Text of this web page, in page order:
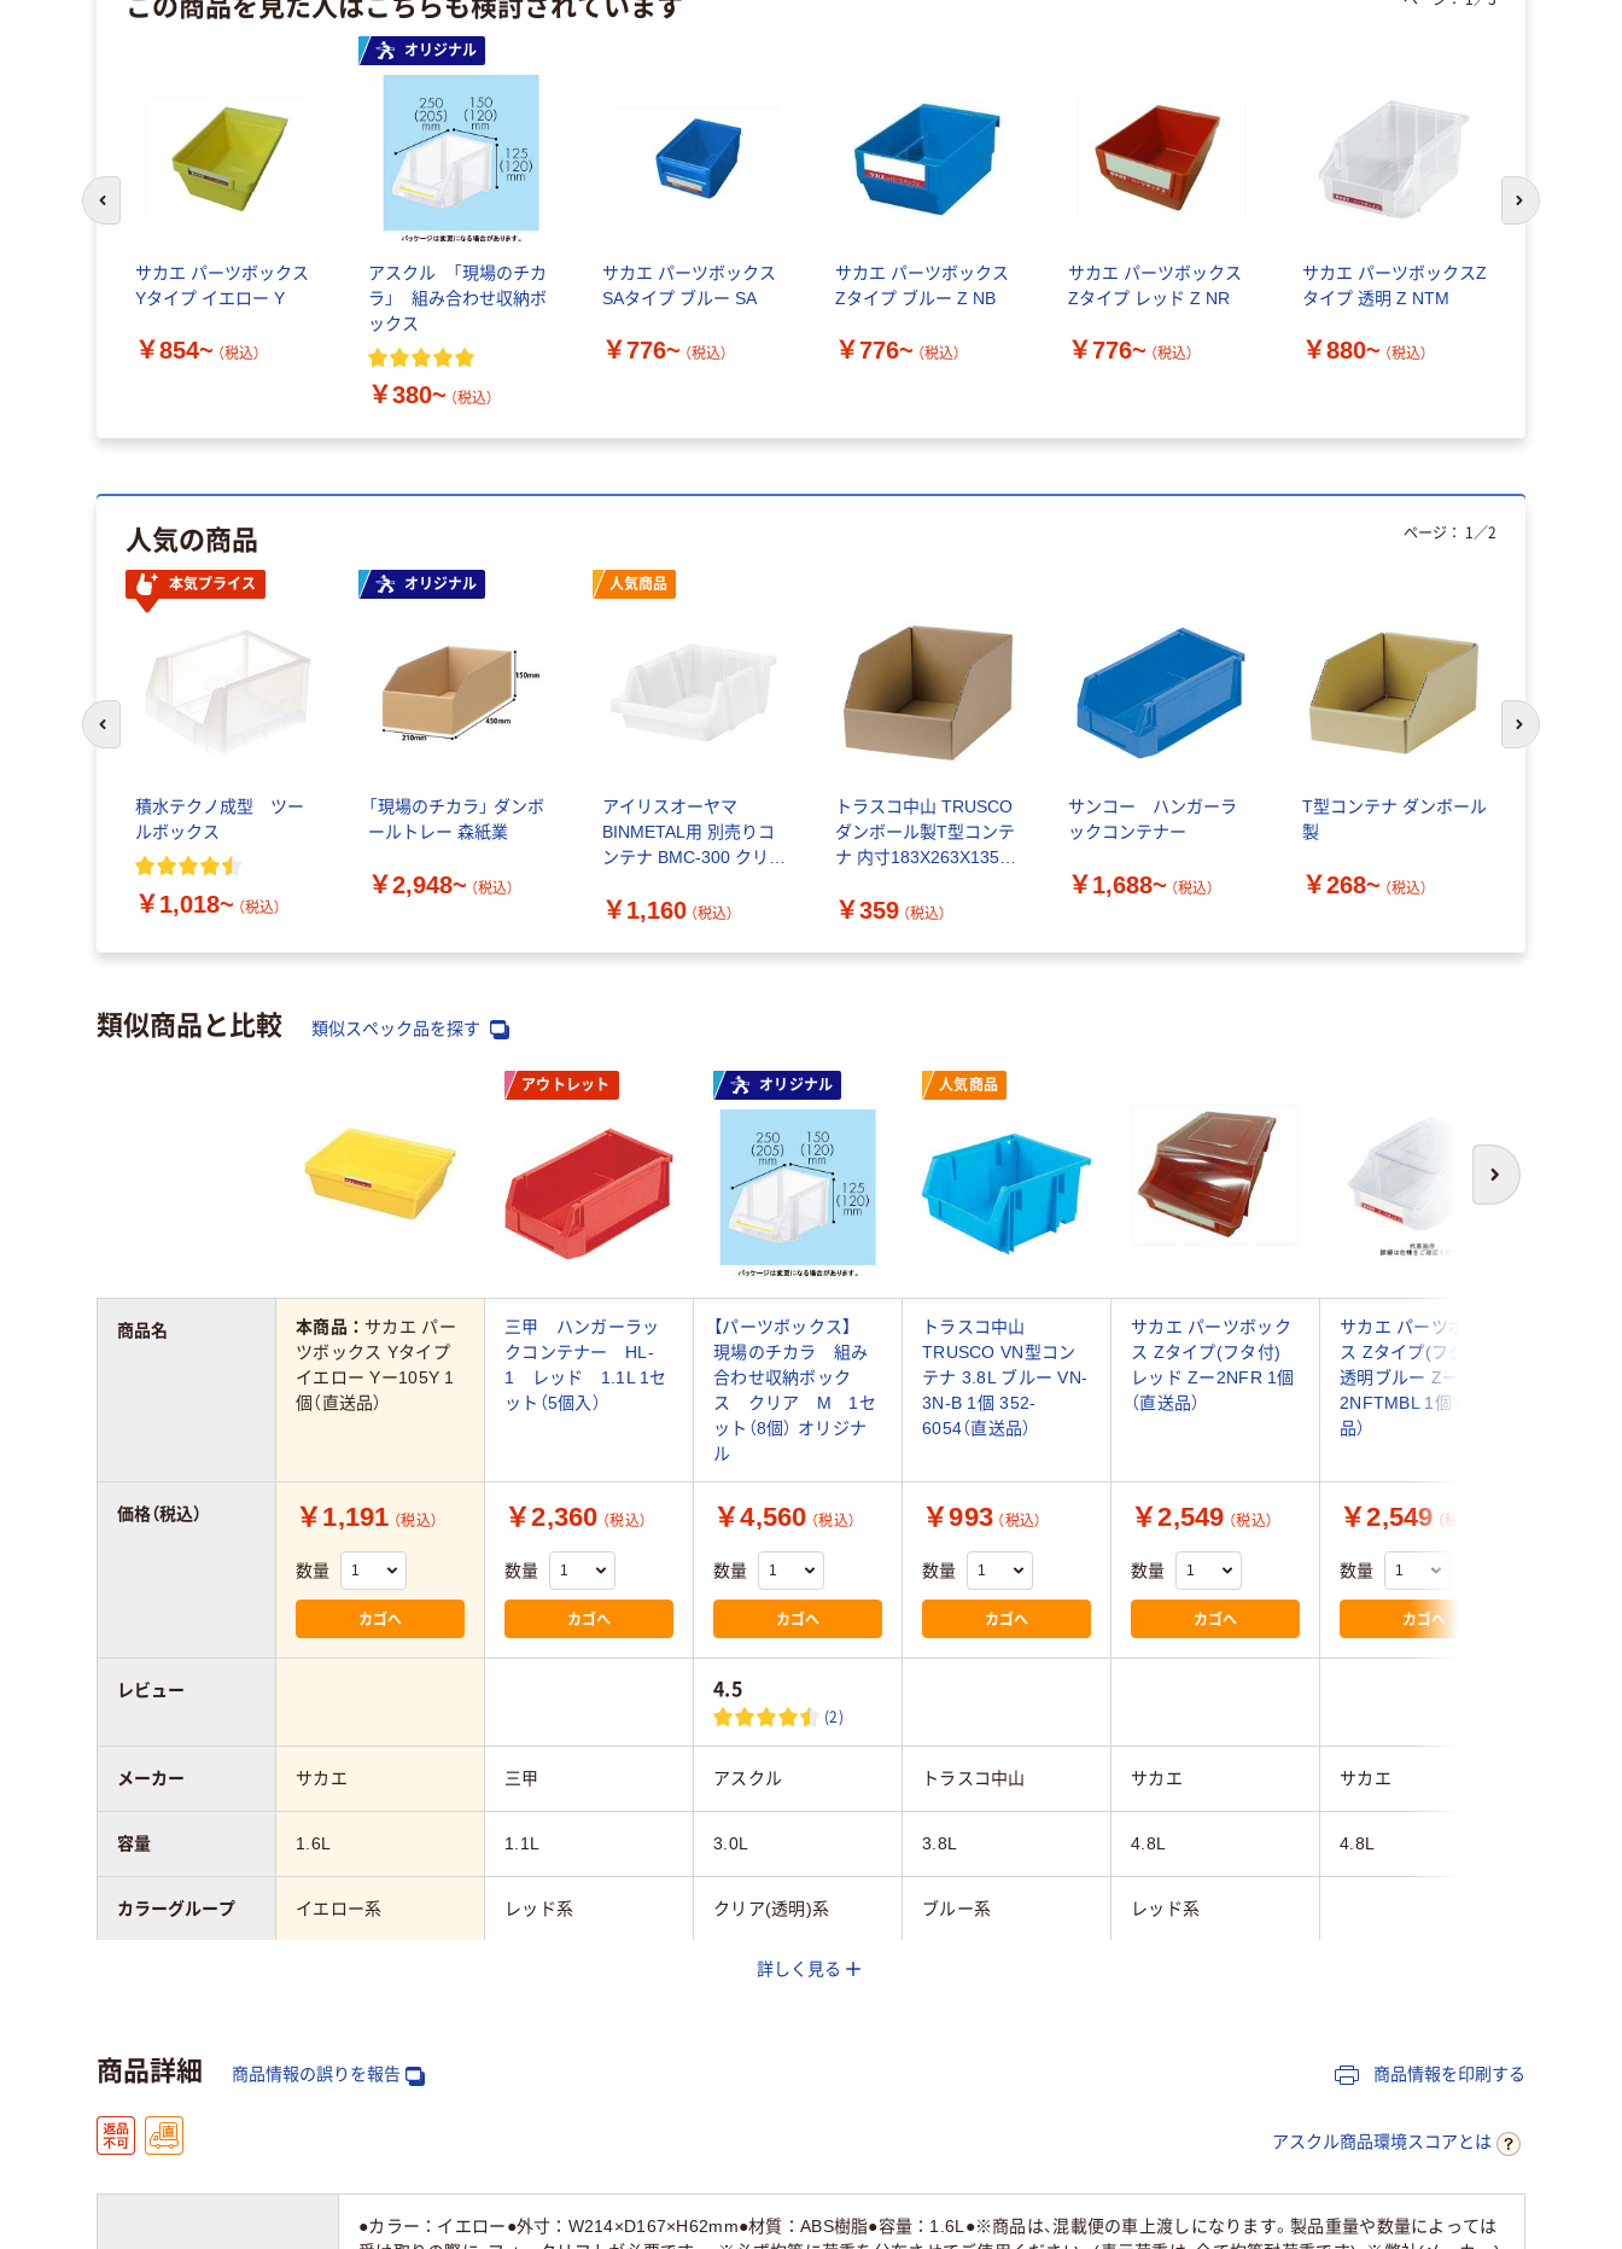
サカエ パーツボックス
Yタイプ イエロー Y
￥854~ （税込）
オリジナル
アスクル 「現場のチカ
ラ」 組み合わせ収納ボ
ックス
￥380~ （税込）
サカエ パーツボックス
SAタイプ ブルー SA
￥776~ （税込）
サカエ パーツボックス
Zタイプ ブルー Z NB
￥776~ （税込）
サカエ パーツボックス
Zタイプ レッド Z NR
￥776~ （税込）
サカエ パーツボックスZ
タイプ 透明 Z NTM
￥880~ （税込）
前のスライドへ 次のスライド
人気の商品
本気プライス
積水テクノ成型 ツー
ルボックス
￥1,018~ （税込）
オリジナル
「現場のチカラ」 ダンボ
ールトレー 森紙業
￥2,948~ （税込）
人気商品
アイリスオーヤマ
BINMETAL用 別売りコ
ンテナ BMC-300 クリア
￥1,160 （税込）
トラスコ中山 TRUSCO
ダンボール製T型コンテ
ナ 内寸183X263X135
送品）
￥359 （税込）
サンコー ハンガーラ
ックコンテナー
￥1,688~ （税込）
T型コンテナ ダンボール
製
￥268~ （税込）
ページ： 1 ／2
次のスライド
類似商品と比較 類似スペック品を探す
次へ
アウトレット オリジナル 人気商品
本商品： サカエ パー
ツボックス Yタイプ
イエロー Yー105Y 1
個（直送品）
三甲 ハンガーラッ
クコンテナー HL-
1 レッド 1.1L 1セ
ット（5個入）
【パーツボックス】
現場のチカラ 組み
合わせ収納ボック
ス クリア M 1セ
ット（8個） オリジナ
ル
トラスコ中山
TRUSCO VN型コン
テナ 3.8L ブルー VN-
3N-B 1個 352-
6054（直送品）
サカエ パーツボック
ス Zタイプ(フタ付)
レッド Zー2NFR 1個
（直送品）
サカエ パーツボック
ス Zタイプ(フタ付)
透明ブルー Zー
2NFTMBL 1個（直送
品）
￥1,191 （税込）
数量
カゴへ
￥2,360 （税込）
数量
カゴへ
￥4,560 （税込）
数量
カゴへ
￥993 （税込）
数量
カゴへ
￥2,549 （税込）
数量
カゴへ
￥2,549 （税込）
数量
カゴへ
4.5
(2)
サカエ 三甲 アスクル トラスコ中山 サカエ サカエ
1.6L 1.1L 3.0L 3.8L 4.8L 4.8L
イエロー系 レッド系 クリア(透明)系 ブルー系 レッド系
150mm
商品名
価格（税込）
レビュー
メーカー
容量
カラーグループ
スコア
詳しく見る
商品詳細 商品情報の誤りを報告 商品情報を印刷する
アスクル商品環境スコアとは
●カラー：イエロー●外寸：W214×D167×H62mm●材質：ABS樹脂●容量：1.6L●※商品は、混載便の車上渡しになります。製品重量や数量によっては